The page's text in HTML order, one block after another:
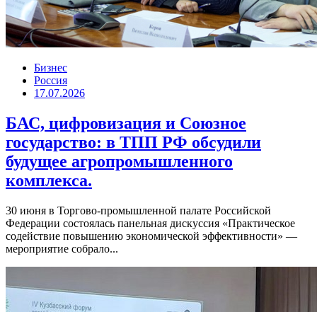
Бизнес
Россия
17.07.2026
БАС, цифровизация и Союзное
государство: в ТПП РФ обсудили
будущее агропромышленного
комплекса.
30 июня в Торгово-промышленной палате Российской
Федерации состоялась панельная дискуссия «Практическое
содействие повышению экономической эффективности» —
мероприятие собрало...